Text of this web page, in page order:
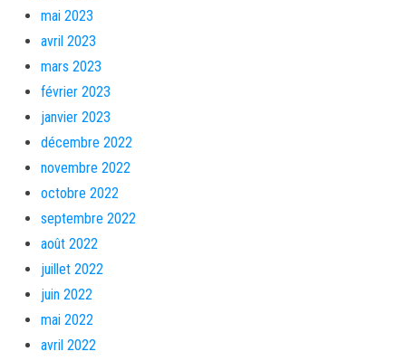
mai 2023
avril 2023
mars 2023
février 2023
janvier 2023
décembre 2022
novembre 2022
octobre 2022
septembre 2022
août 2022
juillet 2022
juin 2022
mai 2022
avril 2022